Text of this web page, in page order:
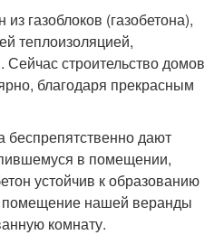
газоблоков (газобетона),
теплоизоляцией,
строительство домов
благодаря прекрасным
беспрепятственно дают
в помещении,
устойчив к образованию
помещение нашей веранды
комнату.